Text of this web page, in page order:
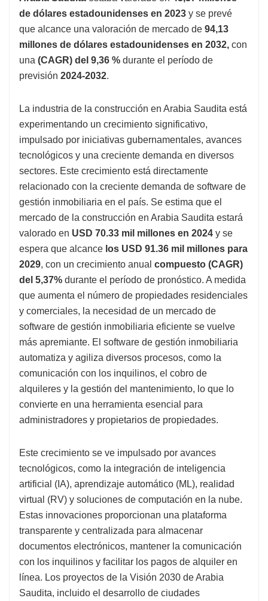
de dólares estadounidenses en 2023 y se prevé
que alcance una valoración de mercado de 94,13
millones de dólares estadounidenses en 2032, con
una (CAGR) del 9,36 % durante el período de
previsión 2024-2032.
La industria de la construcción en Arabia Saudita está
experimentando un crecimiento significativo,
impulsado por iniciativas gubernamentales, avances
tecnológicos y una creciente demanda en diversos
sectores. Este crecimiento está directamente
relacionado con la creciente demanda de software de
gestión inmobiliaria en el país. Se estima que el
mercado de la construcción en Arabia Saudita estará
valorado en USD 70.33 mil millones en 2024 y se
espera que alcance los USD 91.36 mil millones para
2029, con un crecimiento anual compuesto (CAGR)
del 5,37% durante el período de pronóstico. A medida
que aumenta el número de propiedades residenciales
y comerciales, la necesidad de un mercado de
software de gestión inmobiliaria eficiente se vuelve
más apremiante. El software de gestión inmobiliaria
automatiza y agiliza diversos procesos, como la
comunicación con los inquilinos, el cobro de
alquileres y la gestión del mantenimiento, lo que lo
convierte en una herramienta esencial para
administradores y propietarios de propiedades.
Este crecimiento se ve impulsado por avances
tecnológicos, como la integración de inteligencia
artificial (IA), aprendizaje automático (ML), realidad
virtual (RV) y soluciones de computación en la nube.
Estas innovaciones proporcionan una plataforma
transparente y centralizada para almacenar
documentos electrónicos, mantener la comunicación
con los inquilinos y facilitar los pagos de alquiler en
línea. Los proyectos de la Visión 2030 de Arabia
Saudita, incluido el desarrollo de ciudades